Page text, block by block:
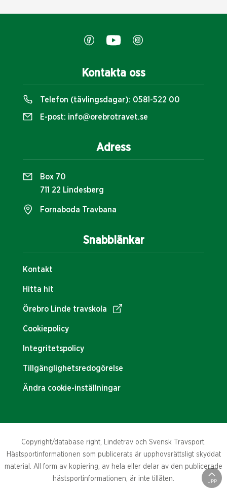
Snabblänkar
Kontakt
Hitta hit
Örebro Linde travskola
Cookiepolicy
Integritetspolicy
Tillgänglighetsredogörelse
Ändra cookie-inställningar
Kontakta oss
Telefon (tävlingsdagar): 0581-522 00
E-post: info@orebrotravet.se
Adress
Box 70
711 22 Lindesberg
Fornaboda Travbana
UPP
Copyright/database right, Lindetrav och Svensk Travsport.
Hästsportinformationen som publicerats är upphovsrättsligt skyddat
material. All form av kopiering, av hela eller delar av den publicerade
hästsportinformationen, är inte tillåten.